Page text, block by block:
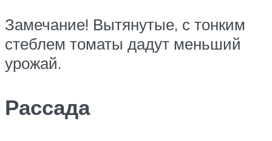
Замечание! Вытянутые, с тонким
стеблем томаты дадут меньший
урожай.
Рассада